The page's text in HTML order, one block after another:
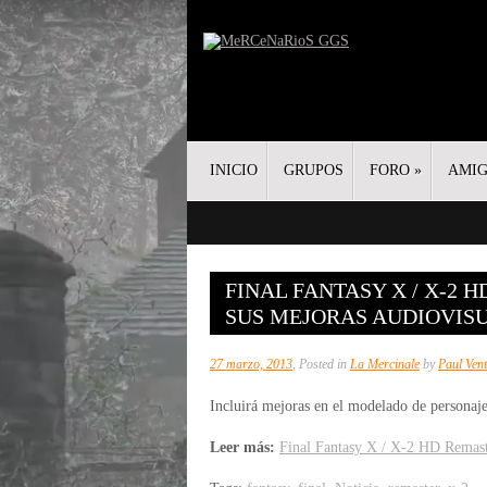
INICIO GRUPOS FORO »
FINAL FANTASY X / X-2
SUS MEJORAS
27 marzo, 2013, Posted in La Mercinale byPaul
Incluirá mejoras en el modelado de
Leer más: Final Fantasy X / X-2 HD